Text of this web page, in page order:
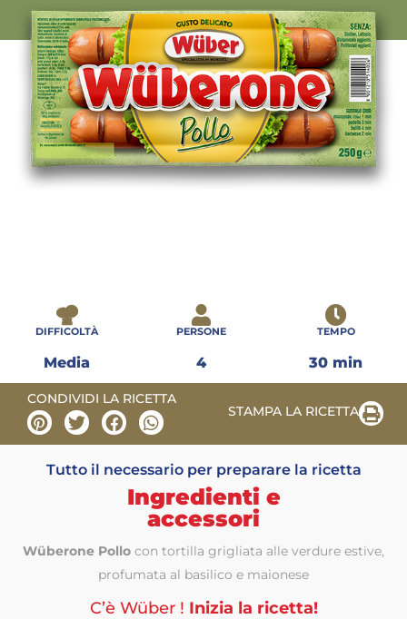
DIFFICOLTÀ
Media
PERSONE
4
TEMPO
30 min
CONDIVIDI LA RICETTA
STAMPA LA RICETTA
Tutto il necessario per preparare la ricetta
Ingredienti e
accessori
Wüberone Pollo con tortilla grigliata alle verdure estive,
profumata al basilico e maionese
C’è Wüber ! Inizia la ricetta!